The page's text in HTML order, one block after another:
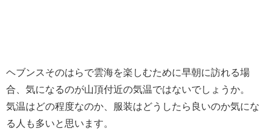
ヘブンスそのはらで雲海を楽しむために早朝に訪れる場
合、気になるのが山頂付近の気温ではないでしょうか。
気温はどの程度なのか、服装はどうしたら良いのか気にな
る人も多いと思います。